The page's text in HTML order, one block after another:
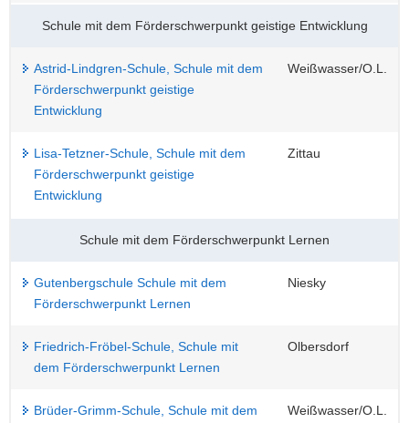
Schule mit dem Förderschwerpunkt geistige Entwicklung
Astrid-Lindgren-Schule, Schule mit dem
Förderschwerpunkt geistige
Entwicklung
Weißwasser/O.L.
Lisa-Tetzner-Schule, Schule mit dem
Förderschwerpunkt geistige
Entwicklung
Zittau
Schule mit dem Förderschwerpunkt Lernen
Gutenbergschule Schule mit dem
Förderschwerpunkt Lernen
Niesky
Friedrich-Fröbel-Schule, Schule mit
dem Förderschwerpunkt Lernen
Olbersdorf
Brüder-Grimm-Schule, Schule mit dem
Weißwasser/O.L.